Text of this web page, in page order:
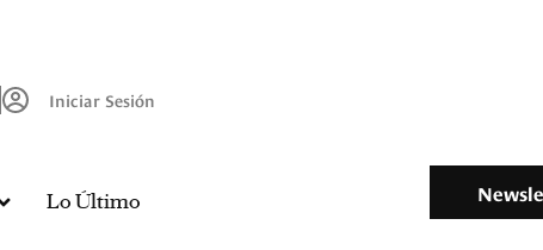
Iniciar Sesión
Lo Último